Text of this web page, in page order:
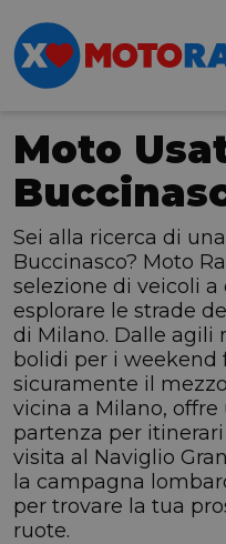
Moto
Sei alla ricerca di
Buccinasco? Moto
selezione di veicoli
esplorare le strade
di Milano. Dalle agili
bolidi per i weekend
sicuramente il
vicina a Milano,
partenza per
visita al Naviglio
la campagna
per trovare la tua
ruote.